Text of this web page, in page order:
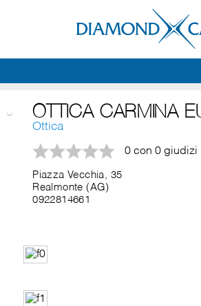
OTTICA CARMINA
Ottica
0 con 0 giudizi
Piazza Vecchia, 35
Realmonte (AG)
0922814661